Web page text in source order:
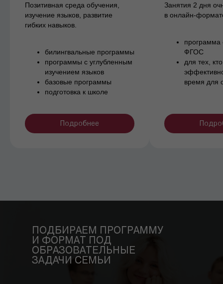
Позитивная среда обучения,
изучение языков, развитие
гибких навыков.
билингвальные программы
программы с углубленным
изучением языков
базовые программы
подготовка к школе
Подробнее
Занятия 2 дня
в онлайн-
программа
ФГОС
для тех,
время для
ПОДБИРАЕМ ПРОГРАММУ
И ФОРМАТ ПОД
ОБРАЗОВАТЕЛЬНЫЕ
ЗАДАЧИ СЕМЬИ